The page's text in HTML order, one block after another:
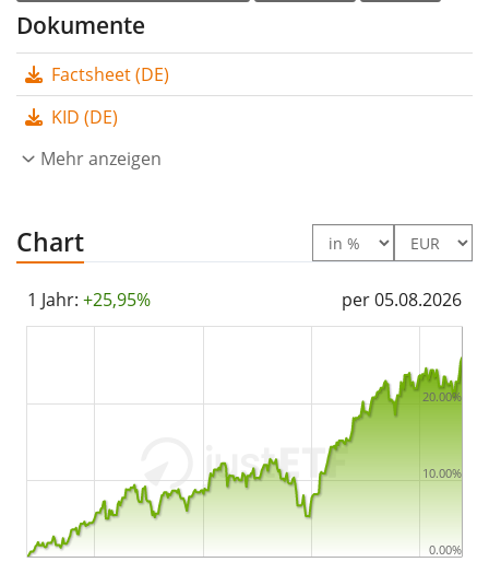
synthetisch durch Swaps
thesauriert(in den ETF reinvestiert).
Der Amundi MSCI All Country World UCITS ETF EUR Acc
ist ein sehr großer ETF mit
Dokumente
Factsheet (DE)
KID (DE)
Mehr anzeigen
Chart
1 Jahr: +25,95% per 05.08.2026
0.00%
10.00%
20.00%